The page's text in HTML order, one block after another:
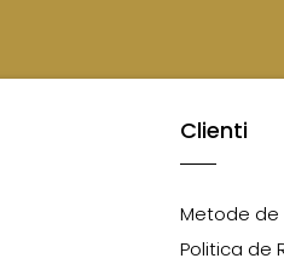
Clienti
Metode de
Politica de